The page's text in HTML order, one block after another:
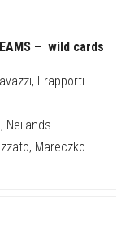
– wild cards
Frapporti
Neilands
Mareczko